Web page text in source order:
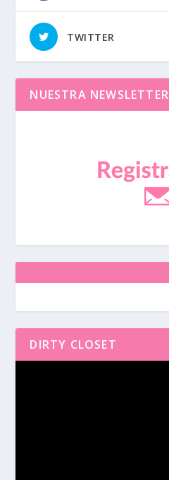
TWITTER
NUESTRA NEWSLETTER
DIRTY CLOSET